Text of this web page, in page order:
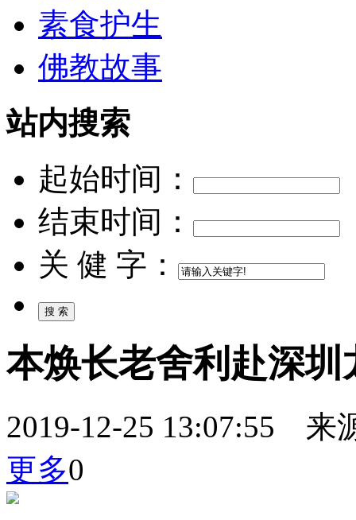
素食护生
佛教故事
站内搜索
起始时间：
结束时间：
关 健 字：
本焕长老舍利赴深圳
2019-12-25 13:07:55
更多0